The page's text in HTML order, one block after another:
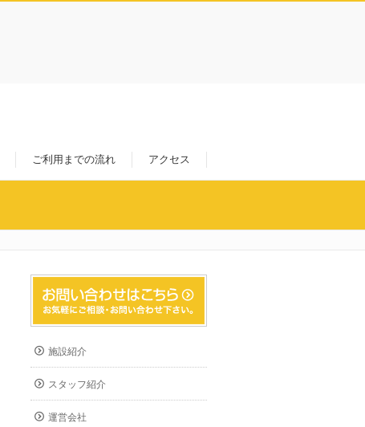
ご利用までの流れ アクセス
施設紹介
スタッフ紹介
運営会社